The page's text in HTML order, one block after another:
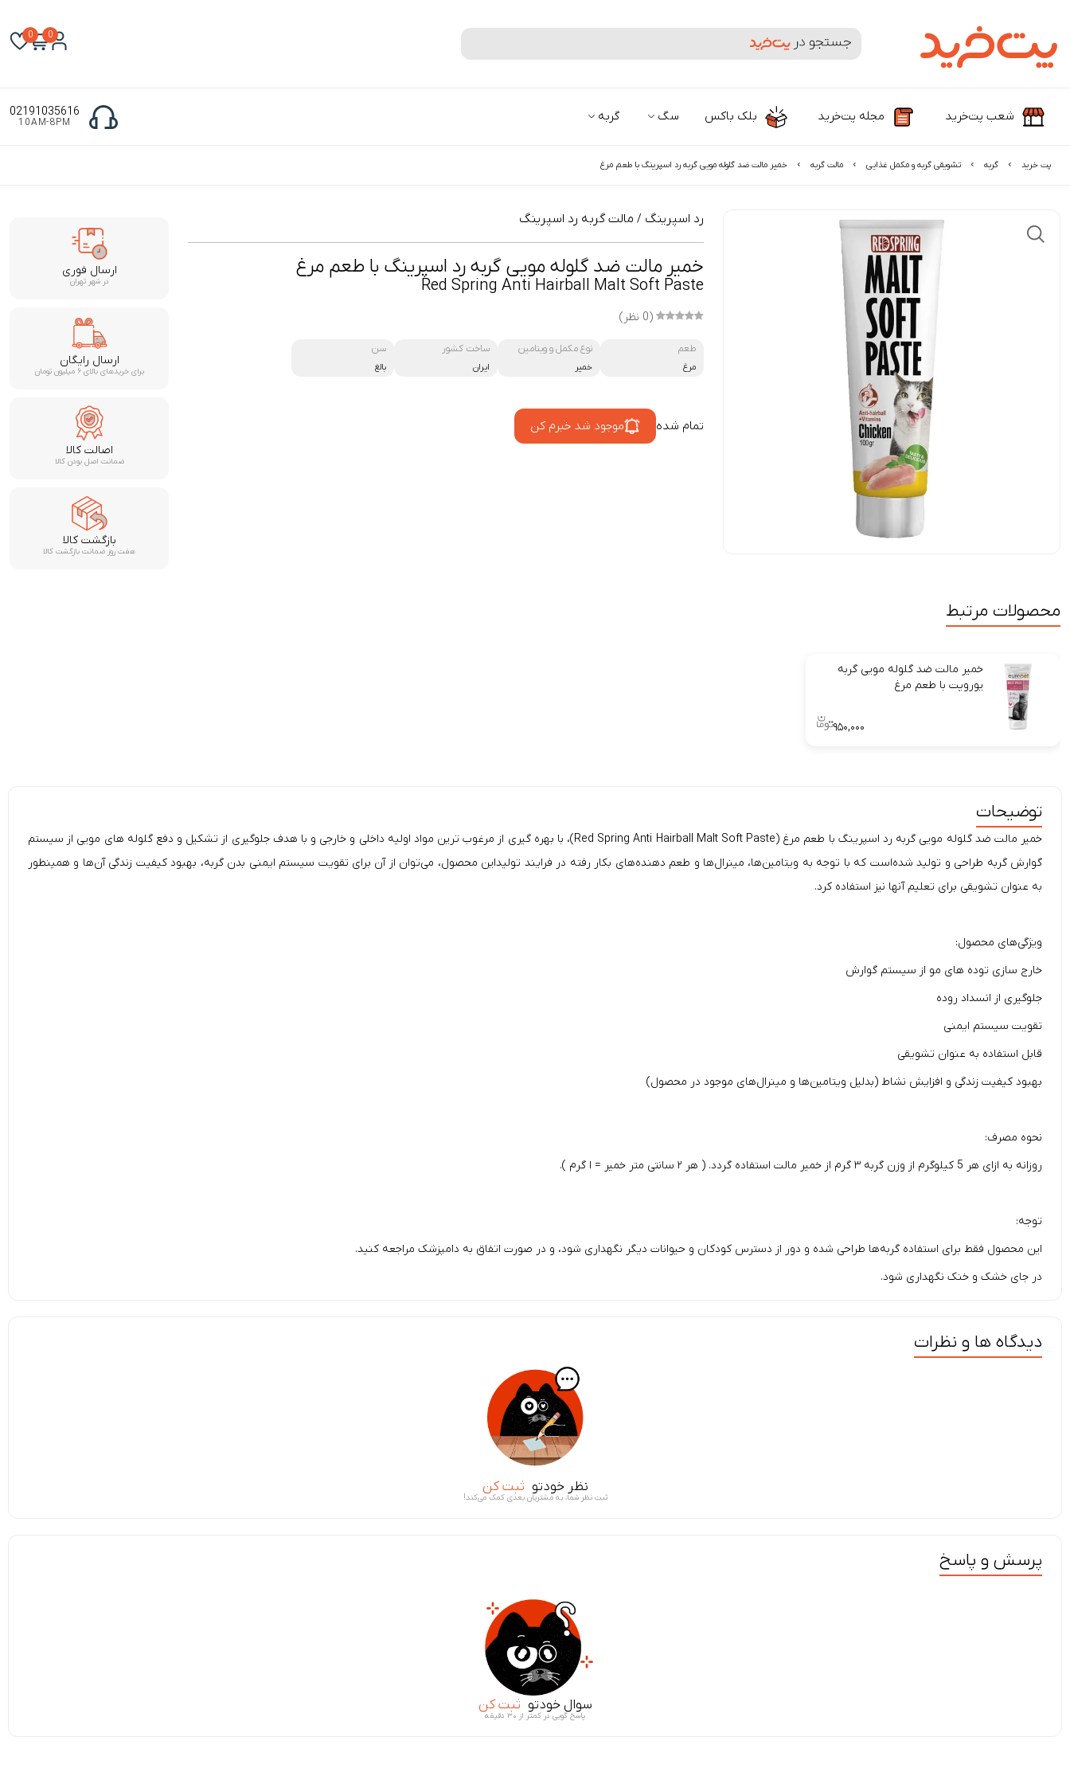
جستجوی محصولات و برندها
0
0
شعب پت‌خرید مجله پت‌خرید بلک باکس سگ گربه 02191035616
10AM-8PM
پت خرید گربه تشویقی گربه و مکمل غذایی مالت گربه خمیر مالت ضد گلوله مویی گربه رد اسپرینگ با طعم مرغ
رد اسپرینگ / مالت گربه رد اسپرینگ
خمیر مالت ضد گلوله مویی گربه رد اسپرینگ با طعم مرغ
Red Spring Anti Hairball Malt Soft Paste
(0 نظر)
طعم
مرغ
نوع مکمل و ویتامین
خمیر
ساخت کشور
ایران
سن
بالغ
تمام شده موجود شد خبرم کن
ارسال فوری
در شهر تهران
ارسال رایگان
برای خریدهای بالای ۶ میلیون تومان
اصالت کالا
ضمانت اصل بودن کالا
بازگشت کالا
هفت روز ضمانت بازگشت کالا
محصولات مرتبط
خمیر مالت ضد گلوله مویی گربه
یوروپت با طعم مرغ
۹۵۰,۰۰۰
توضیحات
خمیر مالت ضد گلوله مویی گربه رد اسپرینگ با طعم مرغ (Red Spring Anti Hairball Malt Soft Paste)، با بهره گیری از مرغوب ترین مواد اولیه داخلی و خارجی و با هدف جلوگیری از تشكیل و دفع گلوله های مویی از سیستم
گوارش گربه طراحى و تولید شده‌است كه با توجه به ویتامین‌ها، مینرال‌ها و طعم دهنده‌های بكار رفته در فرایند تولیداین محصول، می‌توان از آن برای تقویت سیستم ایمنى بدن گربه، بهبود كیفیت زندگی آن‌ها و همینطور
به عنوان تشویقی برای تعلیم آنها نیز استفاده كرد.
ویژگی‌های محصول:
خارج سازی توده های مو از سیستم گوارش
جلوگیری از انسداد روده
تقویت سیستم ایمنى
قابل استفاده به عنوان تشویقی
بهبود كيفيت زندگی و افزايش نشاط (بدليل ويتامين‌ها و مينرال‌های موجود در محصول)
نحوه مصرف:
روزانه به ازای هر 5 كیلوگرم از وزن گربه ٣ گرم از خمیر مالت استفاده گردد. ( هر ٢ سانتی متر خمیر = ا گرم ).
توجه:
این محصول فقط برای استفاده گربه‌ها طراحی شده و دور از دسترس کودکان و حیوانات دیگر نگهداری شود، و در صورت اتفاق به دامپزشک مراجعه کنید.
در جای خشک و خنک نگهداری شود.
دیدگاه ها و نظرات
نظر خودتو ثبت کن
ثبت نظر شما، به مشتریان بعدی کمک می‌کند!
پرسش و پاسخ
سوال خودتو ثبت کن
پاسخ گویی در کمتر از ۳۰ دقیقه